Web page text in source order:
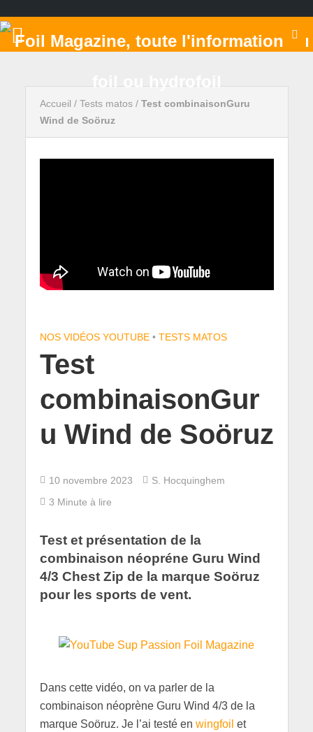
Accueil / Tests matos/ Test combinaisonGuru
Wind de Soöruz
NOS VIDÉOS YOUTUBE • TESTS MATOS
Test
combinaisonGur
u Wind de Soöruz
10 novembre 2023
S. Hocquinghem
3 Minute à lire
Test et présentation de la
combinaison néopréne Guru Wind
4/3 Chest Zip de la marque Soöruz
pour les sports de vent.
Dans cette vidéo, on va parler de la
combinaison néoprène Guru Wind 4/3 de la
marque Soöruz. Je l’ai testé en wingfoil et